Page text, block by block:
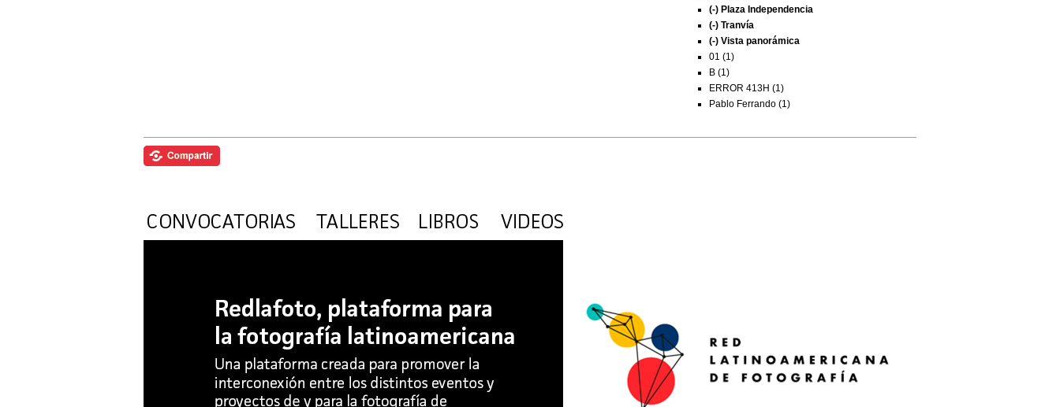
(-) Plaza Independencia
(-) Tranvía
(-) Vista panorámica
01 (1)
B (1)
ERROR 413H (1)
Pablo Ferrando (1)